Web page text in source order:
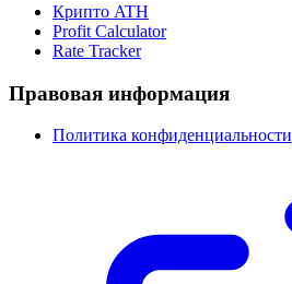
Крипто ATH
Profit Calculator
Rate Tracker
Правовая информация
Политика конфиденциальности